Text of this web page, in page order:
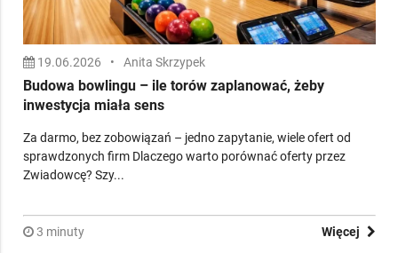
19.06.2026 • Anita Skrzypek
Budowa bowlingu – ile torów zaplanować, żeby
inwestycja miała sens
Za darmo, bez zobowiązań – jedno zapytanie, wiele ofert od
sprawdzonych firm Dlaczego warto porównać oferty przez
Zwiadowcę? Szy...
3 minuty Więcej